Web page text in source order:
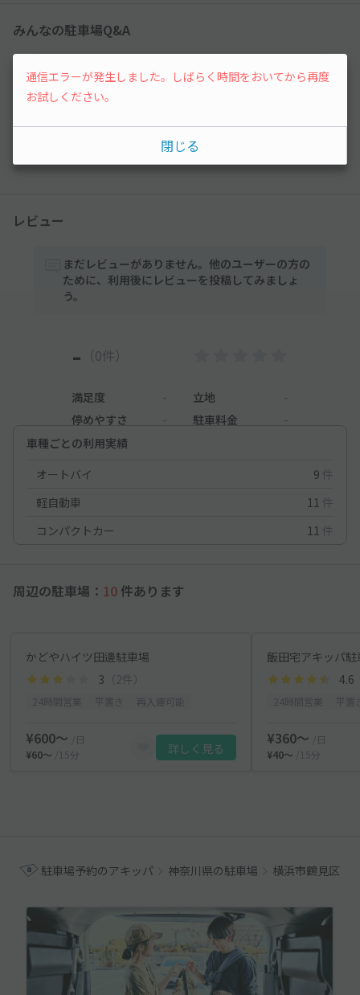
みんなの駐車場Q&A
まだ質問がありません。なにかわからないことや
不安な点があれば気軽に質問してみましょう。
質問する
レビュー
まだレビューがありません。他のユーザーの方の
ために、利用後にレビューを投稿してみましょ
う。
- （0件）
満足度 立地
停めやすさ
駐車料金
車種ごとの利用実績
オートバイ
9 件
軽自動車
11 件
コンパクトカー
11 件
周辺の駐車場： 10 件あります
かどやハイツ田邊駐車場
3 （2件）
¥600〜
/日
¥60〜
/15分 詳しく見る
飯田宅アキッパ
4.6
¥360〜
/日
¥40〜
/15分
駐車場予約のアキッパ 神奈川県の駐車場 横浜市鶴見区の
通信エラーが発生しました。しばらく時間をおいてから再度
お試しください。
閉じる